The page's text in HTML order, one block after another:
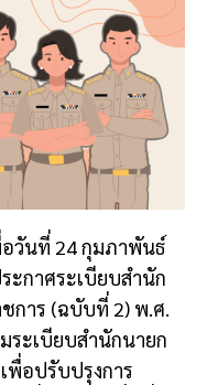
อวันที่ 24 กุมภาพันธ์
ะกาศระเบียบสำนัก
การ (ฉบับที่ 2) พ.ศ.
ระเบียบสำนักนายก
พื่อปรับปรุงการ